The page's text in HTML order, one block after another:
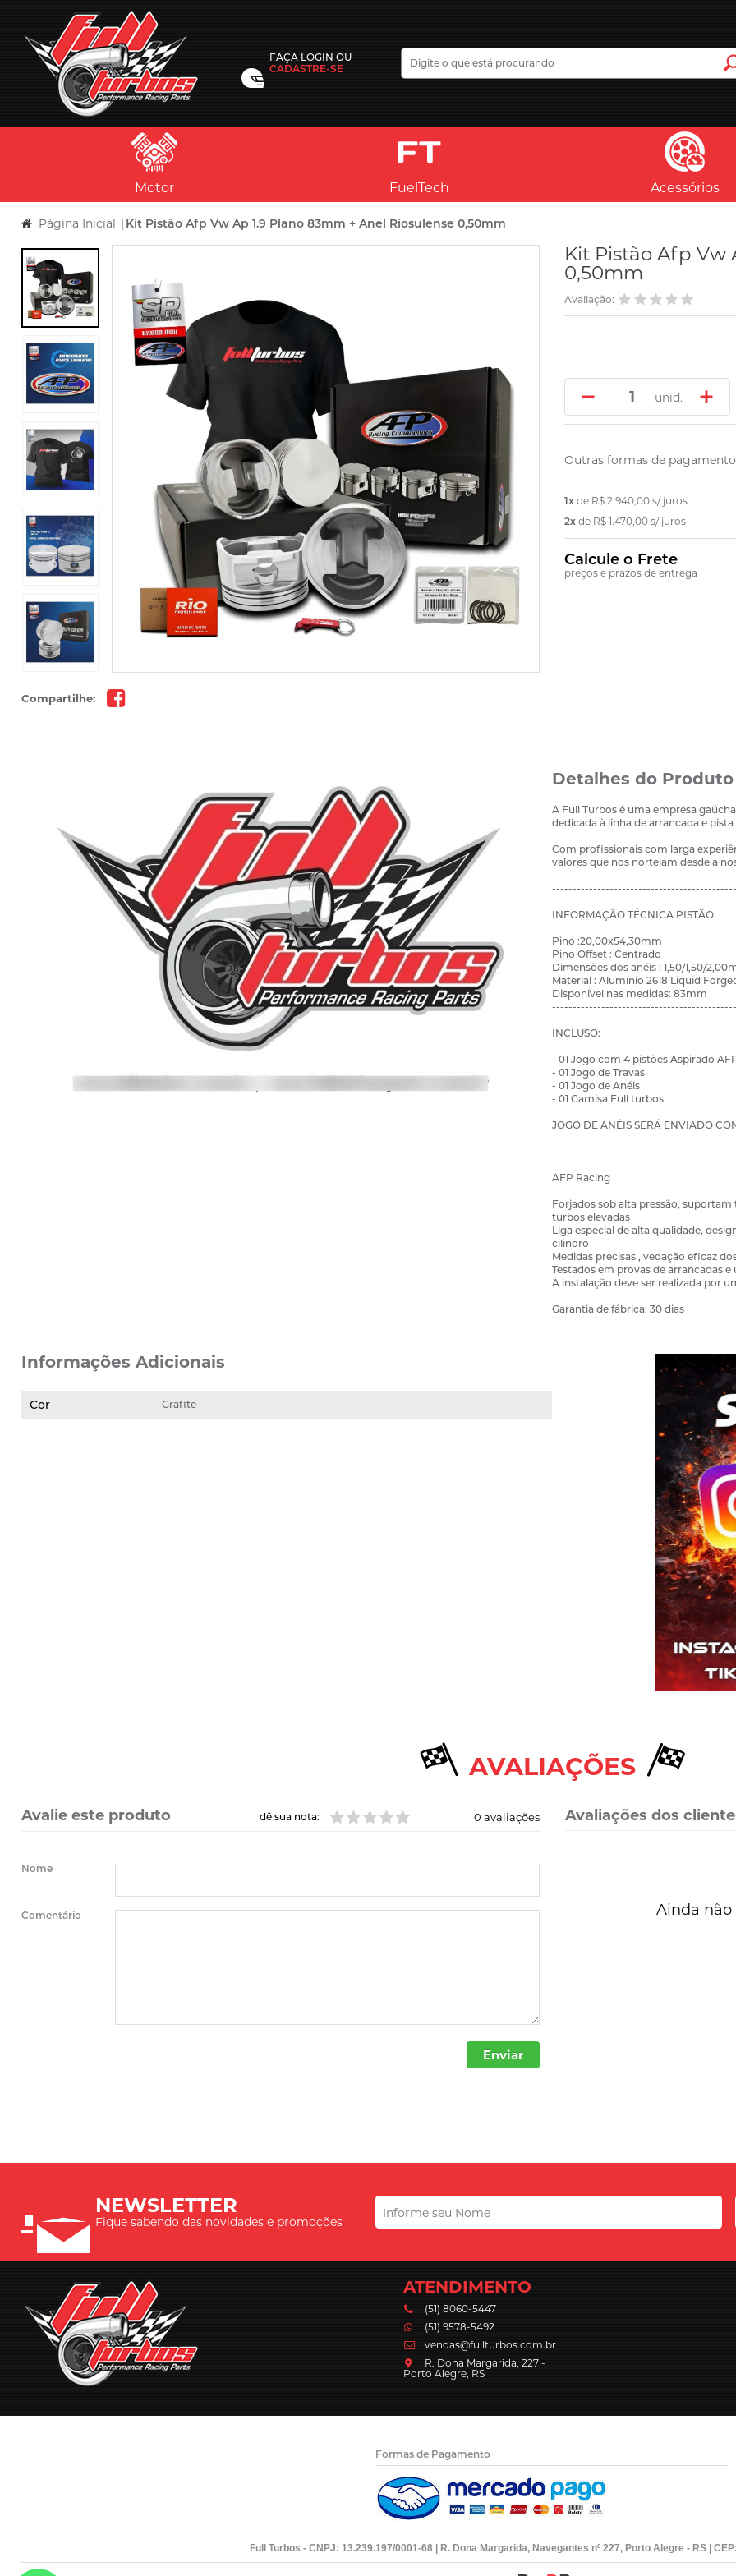
FAÇA LOGIN OU
CADASTRE-SE
Motor FuelTech Acessórios
Página Inicial | Kit Pistão Afp Vw Ap 1.9 Plano 83mm + Anel Riosulense 0,50mm
Compartilhe:
Kit Pistão Afp Vw
0,50mm
Avaliação:
unid.
Outras formas de pagamento
1x de R$ 2.940,00 s/ juros
2x de R$ 1.470,00 s/ juros
Calcule o Frete
preços e prazos de entrega
Detalhes do Produto
A Full Turbos é uma empresa
dedicada à linha de arrancada e
Com profissionais com larga
valores que nos norteiam desde a
INFORMAÇÃO TÉCNICA PISTÃO:
Pino :20,00x54,30mm
Pino Offset : Centrado
Dimensões dos anéis : 1,50/1,50/
Material : Alumínio 2618 Liquid
Disponível nas medidas: 83mm
INCLUSO:
- 01 Jogo com 4 pistões Aspirado
- 01 Jogo de Travas
- 01 Jogo de Anéis
- 01 Camisa Full turbos.
JOGO DE ANÉIS SERÁ ENVIADO
AFP Racing
Forjados sob alta pressão,
turbos elevadas
Liga especial de alta qualidade,
cilindro
Medidas precisas , vedação eficaz
Testados em provas de arrancadas
A instalação deve ser realizada por
Garantia de fábrica: 30 dias
Informações Adicionais
Cor Grafite
AVALIAÇÕES
Avalie este produto 0 avaliações
dê sua nota:
Nome
Comentário
Enviar
Avaliações dos
Ainda
NEWSLETTER
Fique sabendo das novidades e promoções
ATENDIMENTO
(51) 8060-5447
(51) 9578-5492
vendas@fullturbos.com.br
R. Dona Margarida, 227 -
Porto Alegre, RS
Formas de Pagamento
Full Turbos - CNPJ: 13.239.197/0001-68 | R. Dona Margarida, Navegantes nº 227, Porto Alegre - RS |